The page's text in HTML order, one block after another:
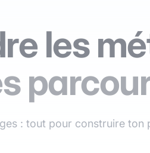
les
: tout pour construire ton